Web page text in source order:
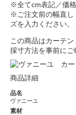
※全てcm表記／価
※ご注文前の幅直し
ズを入力ください。
この商品はカーテン
採寸方法を事前にご
商品詳細
品名
ヴァニーユ
素材